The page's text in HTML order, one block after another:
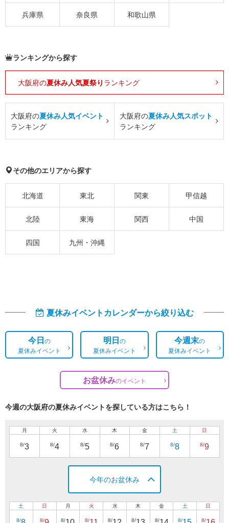
兵庫県 奈良県 和歌山県
ランキングから探す
大阪府の夏休み人気夏祭り ランキング
大阪府の夏休み人気イベント
ランキング
大阪府の夏休み人気スポット
ランキング
その他のエリアから探す
北海道 東北 関東 甲信越
北陸 東海 関西 中国
四国 九州・沖縄
夏休みイベントカレンダーから絞り込む
今日の
夏休みイベント
明日の
夏休みイベント
今週末の
夏休みイベント
お盆休みのイベント
今週の大阪府の夏休みイベントを探している方はこちら！
月
8/3
火
8/4
水
8/5
木
8/6
金
8/7
土
8/8
日
8/9
今年のお盆休み
土
8/
日
8/
月
8/
火
8/
水
8/
木
8/
金
8/
土
8/
日
8/